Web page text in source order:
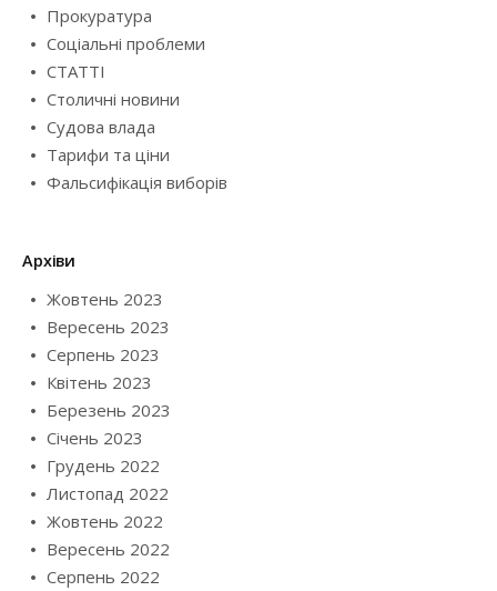
Прокуратура
Соціальні проблеми
СТАТТІ
Столичні новини
Судова влада
Тарифи та ціни
Фальсифікація виборів
Архіви
Жовтень 2023
Вересень 2023
Серпень 2023
Квітень 2023
Березень 2023
Січень 2023
Грудень 2022
Листопад 2022
Жовтень 2022
Вересень 2022
Серпень 2022